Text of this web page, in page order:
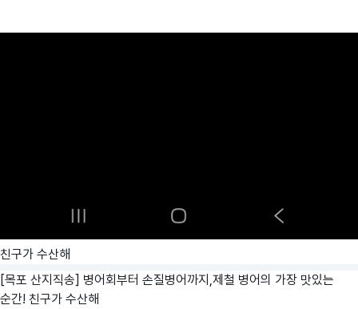
친구가 수산해
[목포 산지직송] 병어회부터 손질병어까지,제철 병어의 가장 맛있는
순간! 친구가 수산해